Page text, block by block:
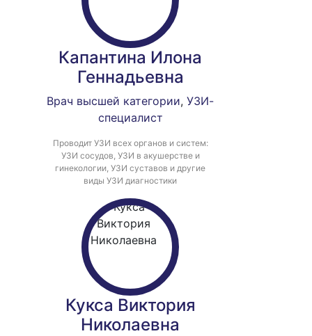
Капантина Илона
Геннадьевна
Врач высшей категории,УЗИ-
специалист
Проводит УЗИ всех органов и систем:
УЗИ сосудов, УЗИ в акушерстве и
гинекологии, УЗИ суставов и другие
виды УЗИ диагностики
Кукса Виктория
Николаевна